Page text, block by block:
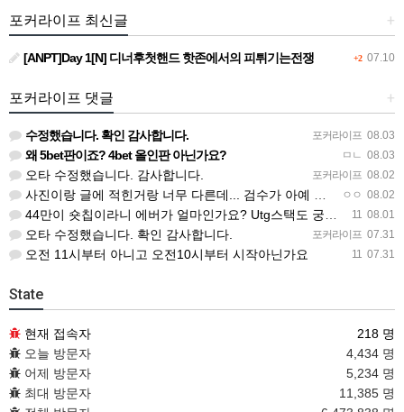
+
포커라이프 최신글
+2 07.10
[ANPT]Day 1[N] 디너후첫핸드 핫존에서의 피튀기는전쟁
+
포커라이프 댓글
포커라이프 08.03
수정했습니다. 확인 감사합니다.
ㅁㄴ 08.03
왜 5bet판이죠? 4bet 올인판 아닌가요?
포커라이프 08.02
오타 수정했습니다. 감사합니다.
ㅇㅇ 08.02
사진이랑 글에 적힌거랑 너무 다른데... 검수가 아예 안되고 올라오나봐요
11 08.01
44만이 숏칩이라니 에버가 얼마인가요? Utg스택도 궁금하네요
포커라이프 07.31
오타 수정했습니다. 확인 감사합니다.
11 07.31
오전 11시부터 아니고 오전10시부터 시작아닌가요
State
현재 접속자
218 명
오늘 방문자
4,434 명
어제 방문자
5,234 명
최대 방문자
11,385 명